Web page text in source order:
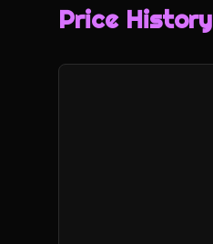
Price History